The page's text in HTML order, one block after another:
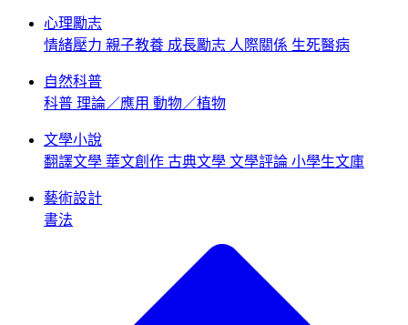
心理勵志
情緒壓力 親子教養 成長勵志 人際關係 生死醫病
自然科普
科普 理論／應用 動物／植物
文學小說
翻譯文學 華文創作 古典文學 文學評論 小學生文庫
藝術設計
書法